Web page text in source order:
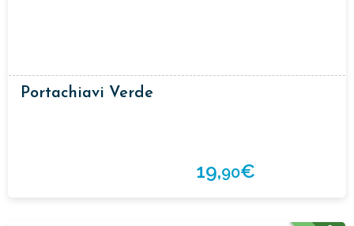
Portachiavi Verde
19,90€